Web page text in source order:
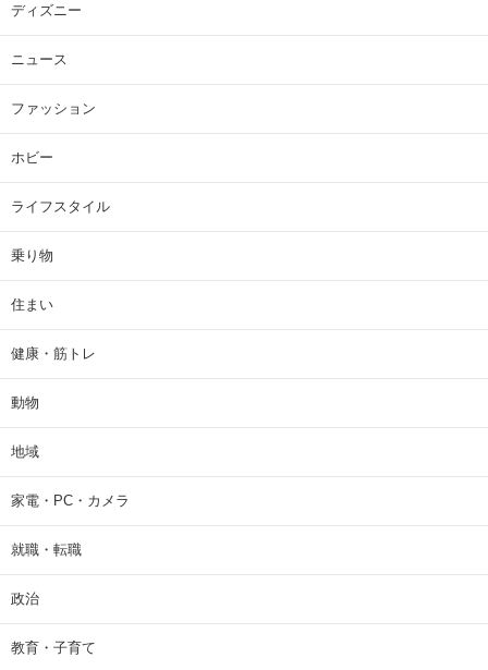
ディズニー
ニュース
ファッション
ホビー
ライフスタイル
乗り物
住まい
健康・筋トレ
動物
地域
家電・PC・カメラ
就職・転職
政治
教育・子育て